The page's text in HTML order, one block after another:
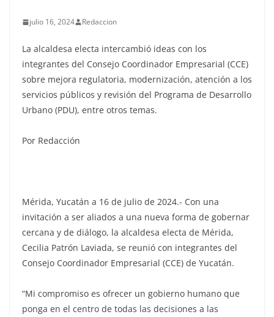
julio 16, 2024 Redaccion
La alcaldesa electa intercambió ideas con los
integrantes del Consejo Coordinador Empresarial (CCE)
sobre mejora regulatoria, modernización, atención a los
servicios públicos y revisión del Programa de Desarrollo
Urbano (PDU), entre otros temas.
Por Redacción
Mérida, Yucatán a 16 de julio de 2024.- Con una
invitación a ser aliados a una nueva forma de gobernar
cercana y de diálogo, la alcaldesa electa de Mérida,
Cecilia Patrón Laviada, se reunió con integrantes del
Consejo Coordinador Empresarial (CCE) de Yucatán.
“Mi compromiso es ofrecer un gobierno humano que
ponga en el centro de todas las decisiones a las